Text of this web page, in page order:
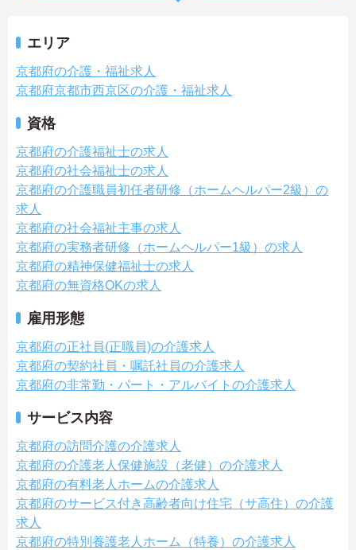
エリア
京都府の介護・福祉求人
京都府京都市西京区の介護・福祉求人
資格
京都府の介護福祉士の求人
京都府の社会福祉士の求人
京都府の介護職員初任者研修（ホームヘルパー2級）の
求人
京都府の社会福祉主事の求人
京都府の実務者研修（ホームヘルパー1級）の求人
京都府の精神保健福祉士の求人
京都府の無資格OKの求人
雇用形態
京都府の正社員(正職員)の介護求人
京都府の契約社員・嘱託社員の介護求人
京都府の非常勤・パート・アルバイトの介護求人
サービス内容
京都府の訪問介護の介護求人
京都府の介護老人保健施設（老健）の介護求人
京都府の有料老人ホームの介護求人
京都府のサービス付き高齢者向け住宅（サ高住）の介護
求人
京都府の特別養護老人ホーム（特養）の介護求人